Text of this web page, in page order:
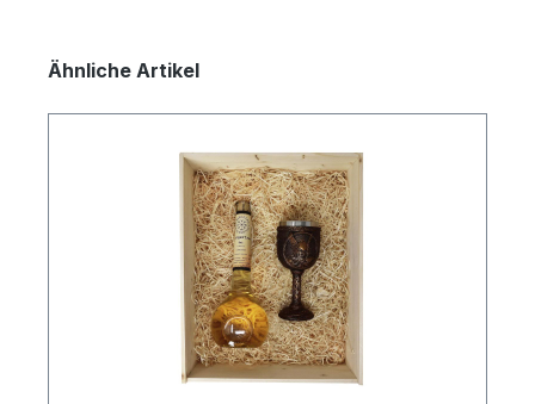
Produktgalerie überspringen
Ähnliche Artikel